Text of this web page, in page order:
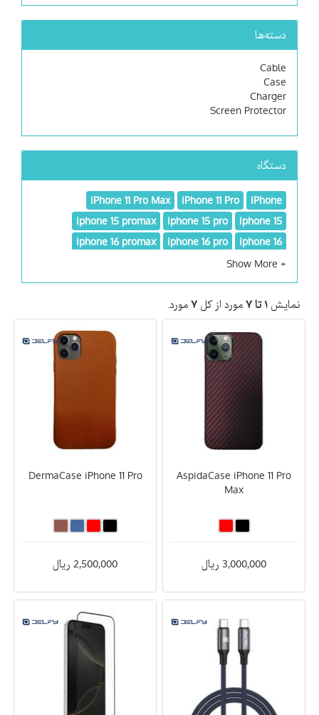
دسته‌ها
Cable
Case
Charger
Screen Protector
دستگاه
iPhone
iPhone 11 Pro
iPhone 11 Pro Max
iphone 15
iphone 15 pro
iphone 15 promax
iphone 16
iphone 16 pro
iphone 16 promax
iPhone 17 Pro
iPhone 6Plus, 6SPlus
iPhone 7
iPhone 7Plus
نمایش ۱ تا ۷ مورد از کل ۷ مورد.
AspidaCase iPhone 11 Pro
Max
3,000,000 ریال
DermaCase iPhone 11 Pro
2,500,000 ریال